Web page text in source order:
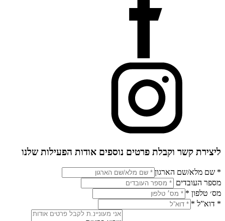
ליצירת קשר וקבלת פרטים נוספים אודות הפעילות שלנו
* שם מלא/שם הארגון
מספר העובדים
מס׳ טלפון *
* דוא”ל *